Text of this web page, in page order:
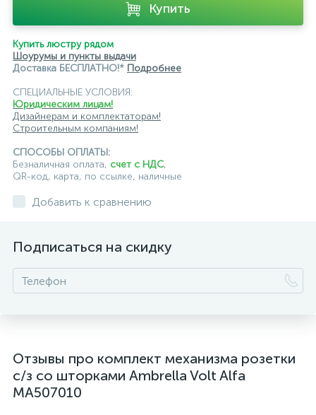
Купить
Купить люстру рядом
Шоурумы и пункты выдачи
Доставка БЕСПЛАТНО!* Подробнее
СПЕЦИАЛЬНЫЕ УСЛОВИЯ:
Юридическим лицам!
Дизайнерам и комплектаторам!
Строительным компаниям!
СПОСОБЫ ОПЛАТЫ:
Безналичная оплата, счет с НДС,
QR-код, карта, по ссылке, наличные
Добавить к сравнению
Подписаться на скидку
Отзывы про комплект механизма розетки
с/з со шторками Ambrella Volt Alfa
MA507010